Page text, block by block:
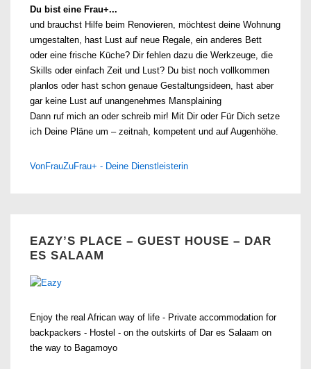
Du bist eine Frau+...
und brauchst Hilfe beim Renovieren, möchtest deine Wohnung
umgestalten, hast Lust auf neue Regale, ein anderes Bett
oder eine frische Küche? Dir fehlen dazu die Werkzeuge, die
Skills oder einfach Zeit und Lust? Du bist noch vollkommen
planlos oder hast schon genaue Gestaltungsideen, hast aber
gar keine Lust auf unangenehmes Mansplaining
Dann ruf mich an oder schreib mir! Mit Dir oder Für Dich setze
ich Deine Pläne um – zeitnah, kompetent und auf Augenhöhe.
VonFrauZuFrau+ - Deine Dienstleisterin
EAZY’S PLACE – GUEST HOUSE – DAR
ES SALAAM
Enjoy the real African way of life - Private accommodation for
backpackers - Hostel - on the outskirts of Dar es Salaam on
the way to Bagamoyo